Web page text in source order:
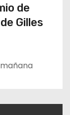
de
Gilles